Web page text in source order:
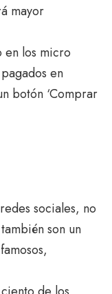
mayor
en los micro
en
botón ‘Comprar
sociales, no
son un